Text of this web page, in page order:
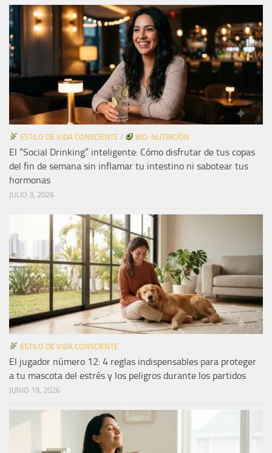
ESTILO DE VIDA CONSCIENTE/ BIO-NUTRICIÓN
El “Social Drinking” inteligente: Cómo disfrutar de tus copas
del fin de semana sin inflamar tu intestino ni sabotear tus
hormonas
JULIO 3, 2026
ESTILO DE VIDA CONSCIENTE
El jugador número 12: 4 reglas indispensables para proteger
a tu mascota del estrés y los peligros durante los partidos
JUNIO 19, 2026